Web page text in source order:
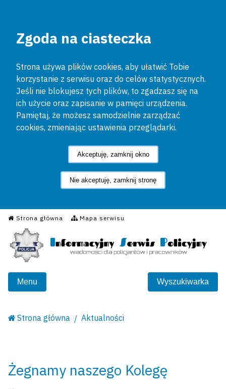
Zgoda na ciasteczka
Strona używa plików cookies, aby ułatwić Tobie
korzystanie z serwisu oraz do celów statystycznych.
Jeśli nie blokujesz tych plików, to zgadzasz się na
ich użycie oraz zapisanie w pamięci urządzenia.
Pamiętaj, że możesz samodzielnie zarządzać
cookies, zmieniając ustawienia przeglądarki.
Akceptuję, zamknij okno
Nie akceptuję, zamknij stronę
Strona główna Mapa serwisu
Informacyjny Serwis
Menu Wyszukiwarka
Strona główna Aktualności
Żegnamy naszego Kolegę